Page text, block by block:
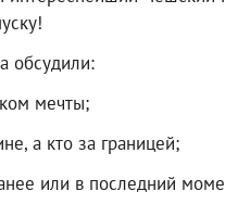
обсудили:
мечты;
а кто за границей;
или в последний